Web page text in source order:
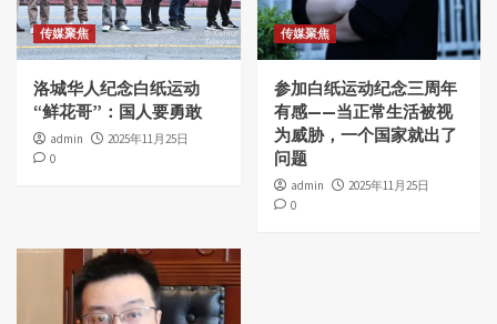
传媒聚焦
洛城华人纪念白纸运动
“鲜花哥”：国人要勇敢
admin
2025年11月25日
0
传媒聚焦
参加白纸运动纪念三周年
有感——当正常生活被视
为威胁，一个国家就出了
问题
admin
2025年11月25日
0